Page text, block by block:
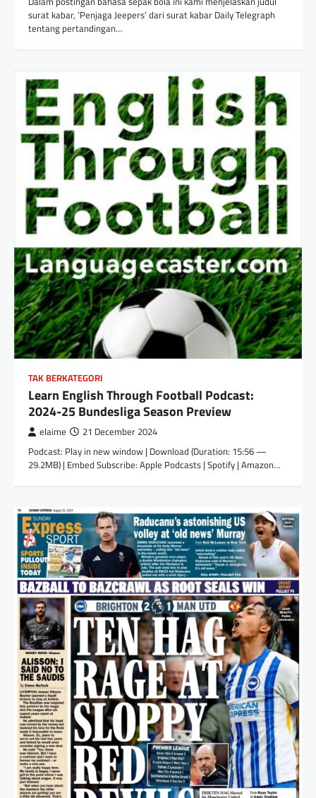
surat kabar, ‘Penjaga Jeepers‘ dari surat kabar Daily Telegraph
tentang pertandingan…
TAK BERKATEGORI
Learn English Through Football Podcast:
2024-25 Bundesliga Season Preview
elaime 21 December 2024
Podcast: Play in new window | Download (Duration: 15:56 —
29.2MB) | Embed Subscribe: Apple Podcasts | Spotify | Amazon…